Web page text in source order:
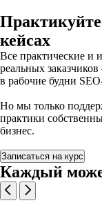
кейсах
Все практические и
реальных
в рабочие будни
Но мы только
практики
бизнес.
Записаться на курс
Каждый